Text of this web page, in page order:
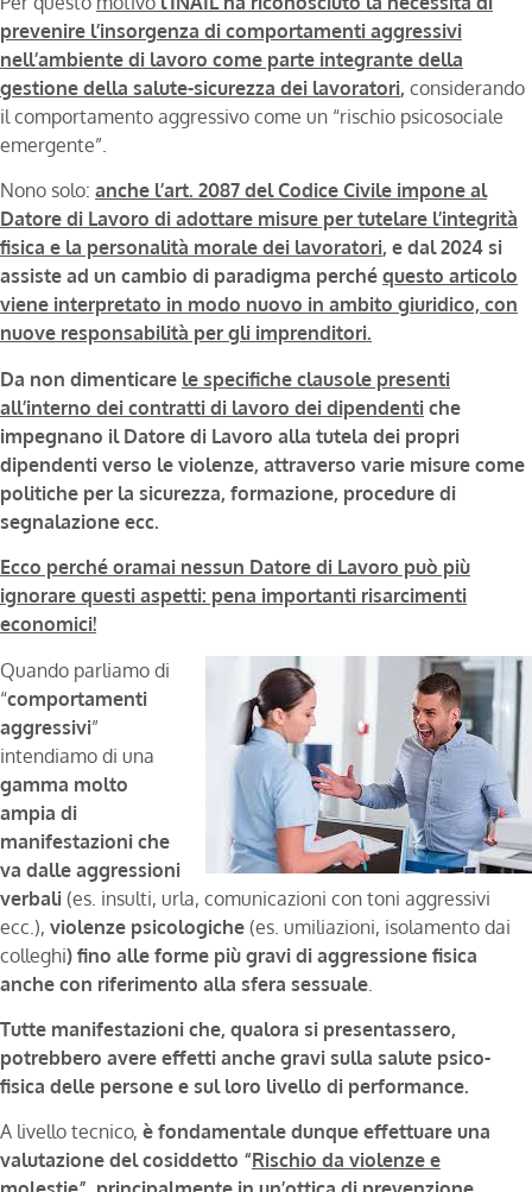
prevenire l’insorgenza di comportamenti aggressivi
nell’ambiente di lavoro come parte integrante della
gestione della salute-sicurezza dei lavoratori, considerando
il comportamento aggressivo come un “rischio psicosociale
emergente”.
Nono solo: anche l’art. 2087 del Codice Civile impone al
Datore di Lavoro di adottare misure per tutelare l’integrità
fisica e la personalità morale dei lavoratori, e dal 2024 si
assiste ad un cambio di paradigma perché questo articolo
viene interpretato in modo nuovo in ambito giuridico, con
nuove responsabilità per gli imprenditori.
Da non dimenticare le specifiche clausole presenti
all’interno dei contratti di lavoro dei dipendenti che
impegnano il Datore di Lavoro alla tutela dei propri
dipendenti verso le violenze, attraverso varie misure come
politiche per la sicurezza, formazione, procedure di
segnalazione ecc.
Ecco perché oramai nessun Datore di Lavoro può più
ignorare questi aspetti: pena importanti risarcimenti
economici!
Quando parliamo di
“comportamenti
aggressivi”
intendiamo di una
gamma molto
ampia di
manifestazioni che
va dalle aggressioni
verbali (es. insulti, urla, comunicazioni con toni aggressivi
ecc.), violenze psicologiche (es. umiliazioni, isolamento dai
colleghi) fino alle forme più gravi di aggressione fisica
anche con riferimento alla sfera sessuale
Tutte manifestazioni che, qualora si presentassero,
potrebbero avere effetti anche gravi sulla salute psico-
fisica delle persone e sul loro livello di performance.
A livello tecnico, è fondamentale dunque effettuare una
valutazione del cosiddetto “Rischio da violenze e